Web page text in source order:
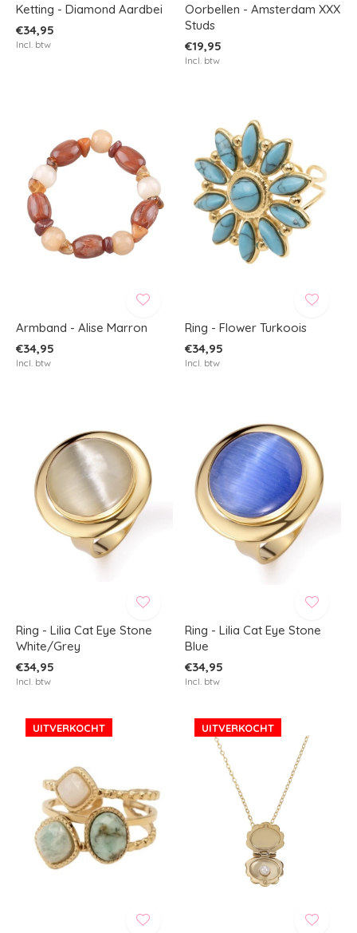
Ketting - Diamond Aardbei
€34,95
Incl. btw
Oorbellen - Amsterdam XXX
Studs
€19,95
Incl. btw
Armband - Alise Marron
€34,95
Incl. btw
Ring - Flower Turkoois
€34,95
Incl. btw
Ring - Lilia Cat Eye Stone
White/Grey
€34,95
Incl. btw
Ring - Lilia Cat Eye Stone
Blue
€34,95
Incl. btw
UITVERKOCHT UITVERKOCHT